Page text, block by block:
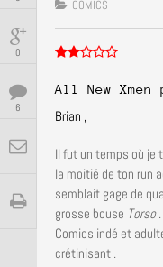
BD
ENCYCLOPEGEEK
CINE-SERIES-ANIME
MUSIQUE
LA BRUCE TEAM : SAISON 13
0
6
COMICS
All New Xmen
Brian ,
Il fut un temps où je
la moitié de ton run
semblait gage de
grosse bouse Torso
Comics indé et
crétinisant .
Lug
Marvel
Panini
Présence Punisher Rock
Special Guest Spidey
Tornado